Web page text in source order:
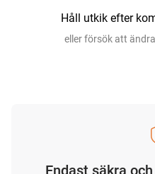
Håll utkik efter
eller försök att
Endast säkra